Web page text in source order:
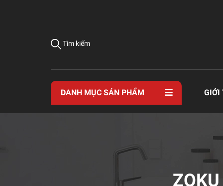
Tìm kiếm
DANH MỤC SẢN PHẨM GIỚI